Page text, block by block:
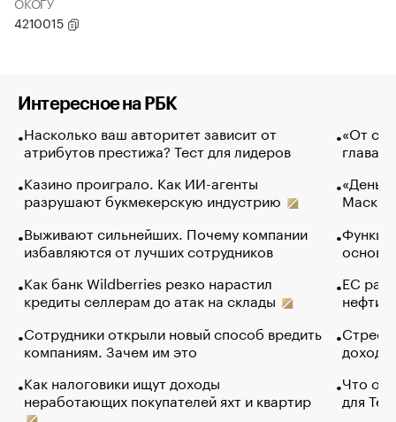
4210015
Интересное на РБК
Насколько ваш авторитет зависит от
атрибутов престижа? Тест для лидеров
Казино проиграло. Как ИИ-агенты
разрушают букмекерскую индустрию
Выживают сильнейших. Почему компании
избавляются от лучших сотрудников
Как банк Wildberries резко нарастил
кредиты селлерам до атак на склады
Сотрудники открыли новый способ вредить
компаниям. Зачем им это
Как налоговики ищут доходы
неработающих покупателей яхт и квартир
«От
глава
Маск в
основ
ЕС
нефти
Что
для